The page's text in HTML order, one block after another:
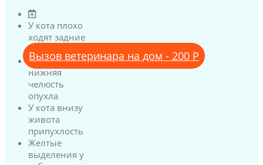
Вызов ветеринара на дом - 200 Р
У кота плохо
ходят задние
лапы
У кота
нижняя
челюсть
опухла
У кота внизу
живота
припухлость
Желтые
выделения у